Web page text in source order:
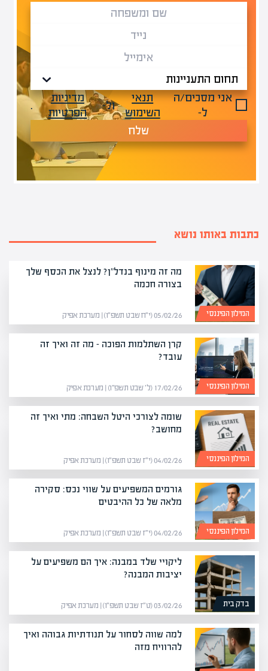
אני מסכים/ה
ל-
תנאי
השימוש
ול-
מדיניות
הפרטיות
.
שלח
כתבות באותו נושא
המילון הפיננסי
מה זה מינוף בנדל"ן? לנצל את הכסף שלך
בצורה חכמה
05/02/26 (י״ח שבט תשפ״ו) | מערכת אפיק
המילון הפיננסי
קרן השתלמות הפוכה – מה זה ואיך זה
עובד?
17/02/26 (ל׳ שבט תשפ״ו) | מערכת אפיק
המילון הפיננסי
שומה לצורכי היטל השבחה: מתי ואיך זה
מחושב?
04/02/26 (י״ז שבט תשפ״ו) | מערכת אפיק
המילון הפיננסי
גורמים המשפיעים על שווי נכס: סקירה
מלאה של כל ההיבטים
04/02/26 (י״ז שבט תשפ״ו) | מערכת אפיק
בדק בית
ליקויי שלד במבנה: איך הם משפיעים על
יציבות המבנה?
03/02/26 (ט״ז שבט תשפ״ו) | מערכת אפיק
למה שווה לסחור על תנודתיות גבוהה ואיך
להרוויח מזה